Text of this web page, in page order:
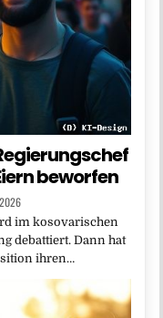
beworfen
im kosovarischen
debattiert. Dann hat
ihren…